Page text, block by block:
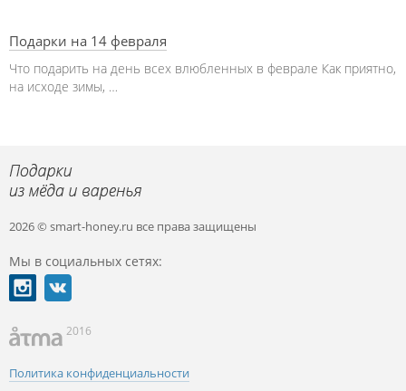
Подарки на 14 февраля
Что подарить на день всех влюбленных в феврале Как приятно,
на исходе зимы, …
2026 © smart-honey.ru все права защищены
Мы в социальных сетях:
2016
Политика конфиденциальности